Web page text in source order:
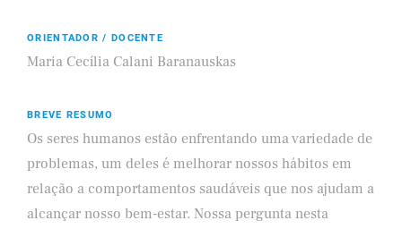
ORIENTADOR / DOCENTE
Maria Cecília Calani Baranauskas
BREVE RESUMO
Os seres humanos estão enfrentando uma variedade de
problemas, um deles é melhorar nossos hábitos em
relação a comportamentos saudáveis que nos ajudam a
alcançar nosso bem-estar. Nossa pergunta nesta